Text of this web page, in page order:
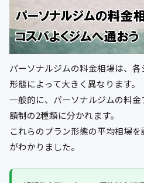
パーソナルジムの料金相場は、
形態によって大きく異なります。
一般的に、パーソナルジムの料
額制の2種類に分かれます。
これらのプラン形態の平均相場
がわかりました。